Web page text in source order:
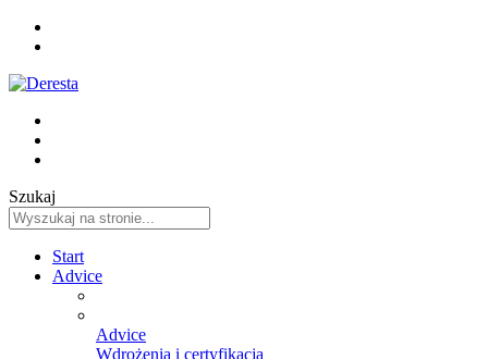
Szukaj
Start
Advice
Advice
Wdrożenia i certyfikacja